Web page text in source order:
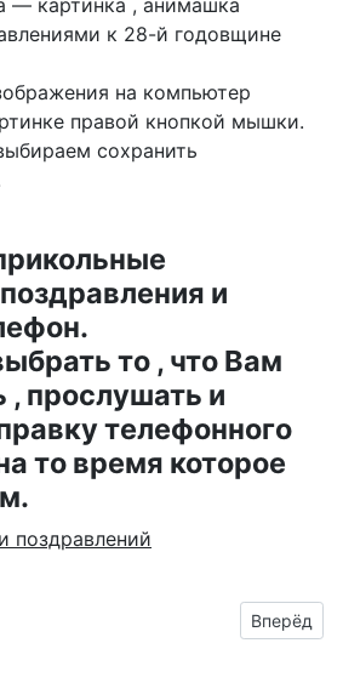
— картинка , анимашка
к 28-й годовщине
на компьютер
правой кнопкой мышки.
сохранить
и
то , что Вам
, прослушать и
телефонного
то время которое
поздравлений
гифки с поздравлениями наВперёд